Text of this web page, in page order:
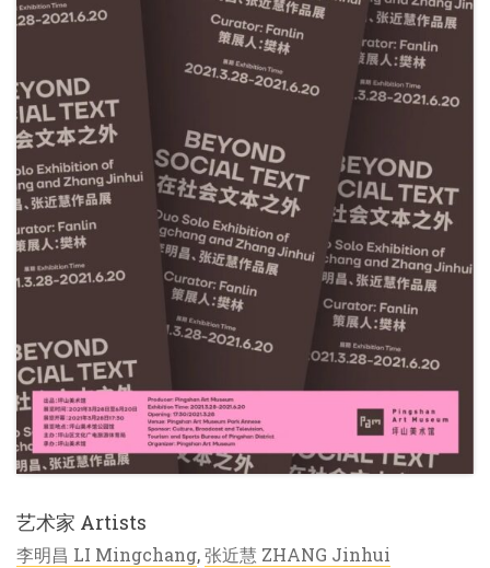
艺术家 Artists
李明昌 LI Mingchang,张近慧 ZHANG Jinhui